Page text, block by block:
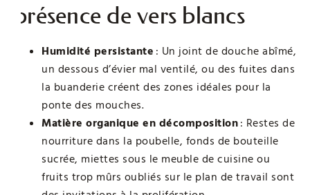
présence de vers blancs
Humidité persistante : Un joint de douche abîmé,
un dessous d’évier mal ventilé, ou des fuites dans
la buanderie créent des zones idéales pour la
ponte des mouches.
Matière organique en décomposition: Restes de
nourriture dans la poubelle, fonds de bouteille
sucrée, miettes sous le meuble de cuisine ou
fruits trop mûrs oubliés sur le plan de travail sont